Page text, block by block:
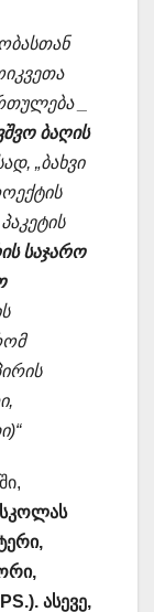
_
ბაღის
„ბახვი
საჯარო
ასევე,